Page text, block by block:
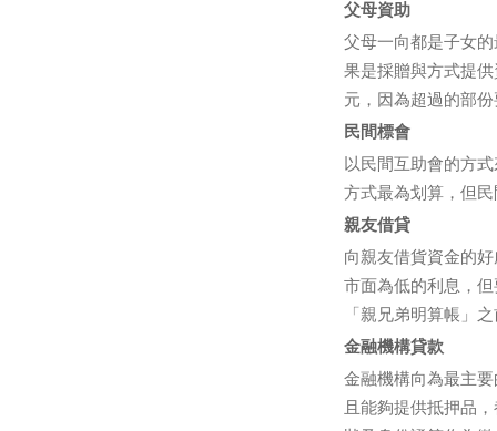
父母資助
父母一向都是子女
果是採贈與方式提
元，因為超過的部
民間標會
以民間互助會的方
方式最為划算，但
親友借貸
向親友借貨資金的
市面為低的利息，
「親兄弟明算帳」
金融機構貸款
金融機構向為最主
且能夠提供抵押品